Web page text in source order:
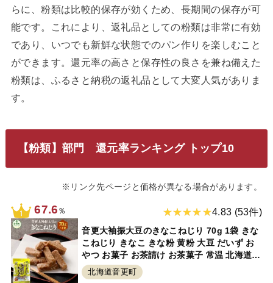
らに、粉類は比較的保存が効くため、長期間の保存が可
能です。これにより、返礼品としての粉類は非常に有効
であり、いつでも新鮮な状態でのパン作りを楽しむこと
ができます。還元率の高さと保存性の良さを兼ね備えた
粉類は、ふるさと納税の返礼品として大変人気がありま
す。
【粉類】部門 還元率ランキング トップ10
※リンク先ページと価格が異なる場合があります。
67.6 ％ 4.83 (53件)
音更大袖振大豆のきなこねじり 70g 1袋 きな
こねじり きなこ きな粉 黄粉 大豆 だいず お
やつ お菓子 お茶請け お茶菓子 常温 北海道
音更町 送料無料
北海道音更町